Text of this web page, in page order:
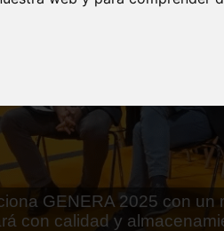
lo que parecía imposible: